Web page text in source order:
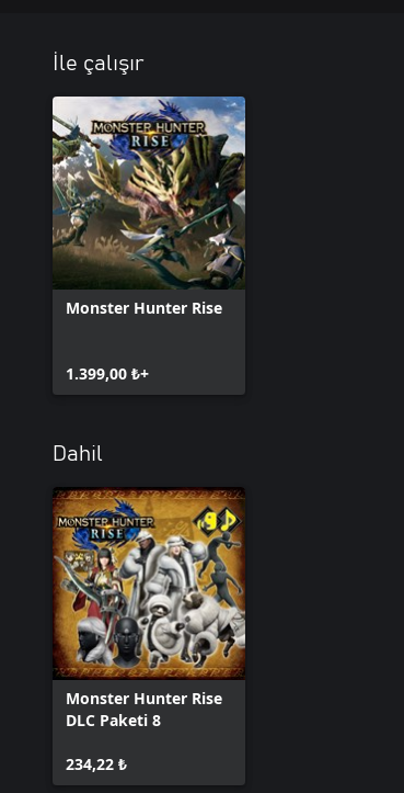
İle çalışır
Monster Hunter Rise
1.399,00 ₺+
Dahil
Monster Hunter Rise
DLC Paketi 8
234,22 ₺